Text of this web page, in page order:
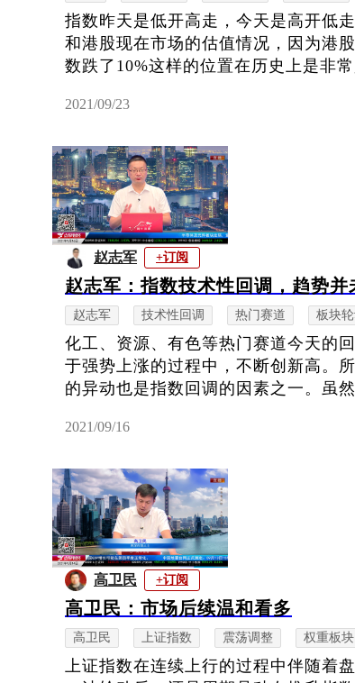
指数昨天是低开高走，今天是高开低
和港股现在市场的估值情况，因为港
数跌了10%这样的位置在历史上是非
2021/09/23
赵志军 +订阅
赵志军：指数技术性回调，趋势并
赵志军 技术性回调 热门赛道 板块
化工、资源、有色等热门赛道今天的
于强势上涨的过程中，不断创新高。
的异动也是指数回调的因素之一。虽
2021/09/16
高卫民 +订阅
高卫民：市场后续温和看多
高卫民 上证指数 震荡调整 权重板块
上证指数在连续上行的过程中伴随着